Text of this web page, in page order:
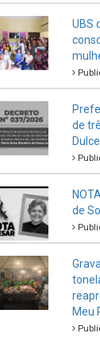
UBS
de
de
Meu